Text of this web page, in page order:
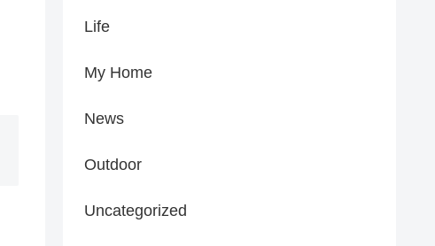
Life
My Home
News
Outdoor
Uncategorized